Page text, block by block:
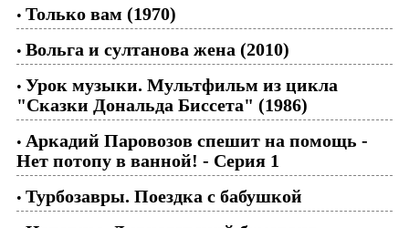
• Только вам (1970)
• Вольга и султанова жена (2010)
• Урок музыки. Мультфильм из цикла
"Сказки Дональда Биссета" (1986)
• Аркадий Паровозов спешит на помощь -
Нет потопу в ванной! - Серия 1
• Турбозавры. Поездка с бабушкой